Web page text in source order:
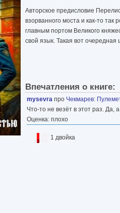
Авторское предисловие
взорванного моста и как-то
главным портом Великого
свой язык. Такая вот
Впечатления о книге:
mysevra про Чекмарев:
Что-то не везёт в этот раз. Да,
Оценка: плохо
1 двойка